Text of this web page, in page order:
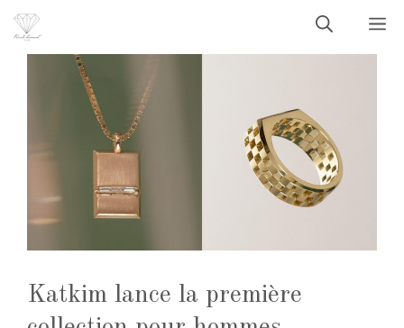
Aller
contenu
Katkim lance la première